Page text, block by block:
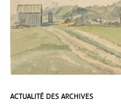
ACTUALITÉ DES ARCHIVES